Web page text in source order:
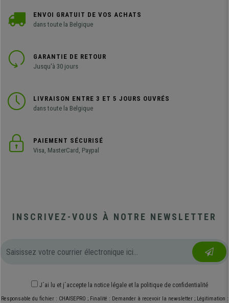
ENVOI GRATUIT DE VOS ACHATS
dans toute la Belgique
GARANTIE DE RETOUR
Jusqu'à 30 jours
LIVRAISON ENTRE 3 ET 5 JOURS OUVRÉS
dans toute la Belgique
PAIEMENT SÉCURISÉ
Visa, MasterCard, Paypal
INSCRIVEZ-VOUS À NOTRE NEWSLETTER
J´ai lu et j´accepte la notice légale et la politique de confidentialité
Responsable du fichier : CHAISEPRO ; Finalité : Demander à recevoir la newsletter ; Légitimation :